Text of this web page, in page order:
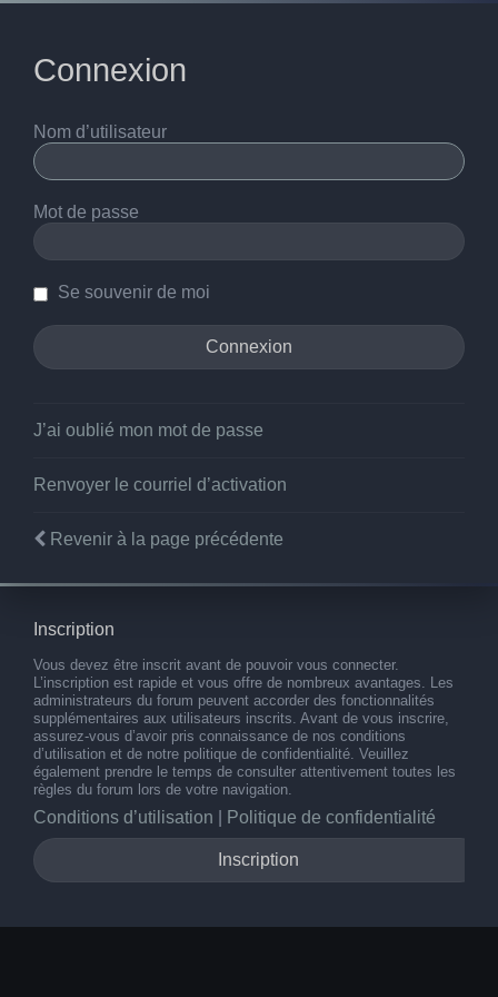
Connexion
Nom d’utilisateur
Mot de passe
Se souvenir de moi
J’ai oublié mon mot de passe
Renvoyer le courriel d’activation
Revenir à la page précédente
Inscription
Vous devez être inscrit avant de pouvoir vous connecter.
L’inscription est rapide et vous offre de nombreux avantages. Les
administrateurs du forum peuvent accorder des fonctionnalités
supplémentaires aux utilisateurs inscrits. Avant de vous inscrire,
assurez-vous d’avoir pris connaissance de nos conditions
d’utilisation et de notre politique de confidentialité. Veuillez
également prendre le temps de consulter attentivement toutes les
règles du forum lors de votre navigation.
Conditions d’utilisation Politique de confidentialité
Inscription